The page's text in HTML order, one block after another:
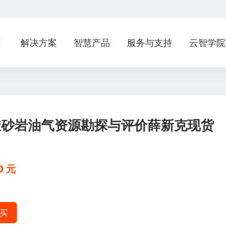
解决方案 智慧产品 服务与支持 云智学院
岩油气资源勘探与评价薛新克现货
元